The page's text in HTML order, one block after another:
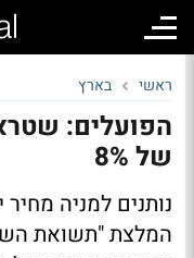
ראשי בארץ
הפועלים:
של 8%
המלצת "תשואת